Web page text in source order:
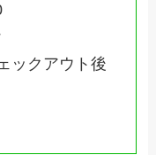
ックアウト後